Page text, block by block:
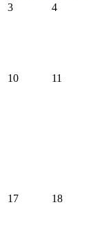
3 4
10 11
17 18